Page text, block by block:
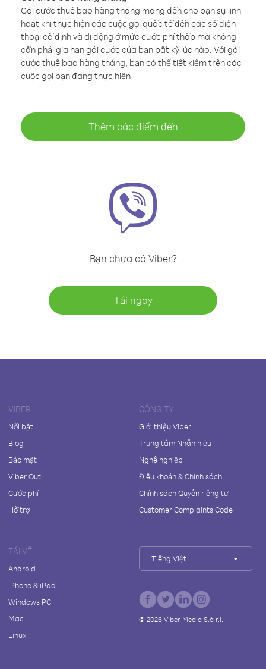
Gói cước thuê bao hàng tháng mang đến cho bạn sự linh
hoạt khi thực hiện các cuộc gọi quốc tế đến các số điện
thoại cố định và di động ở mức cước phí thấp mà không
cần phải gia hạn gói cước của bạn bất kỳ lúc nào. Với gói
cước thuê bao hàng tháng, bạn có thể tiết kiệm trên các
cuộc gọi bạn đang thực hiện
Thêm các điểm đến
Bạn chưa có Viber?
Tải ngay
VIBER
Nổi bật
Blog
Bảo mật
Viber Out
Cước phí
Hỗ trợ
CÔNG TY
Giới thiệu Viber
Trung tâm Nhãn hiệu
Nghề nghiệp
Điều khoản & Chính sách
Chính sách Quyền riêng tư
Customer Complaints Code
TẢI VỀ
Android
iPhone & iPad
Windows PC
Mac
Linux
Tiếng Việt
© 2026Viber Media S.à r.l.